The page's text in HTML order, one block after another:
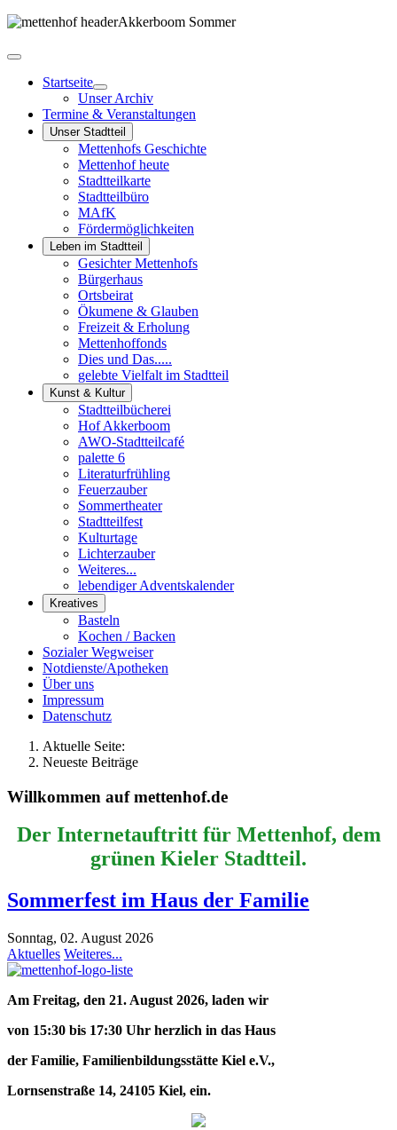
Startseite
Unser Archiv
Termine & Veranstaltungen
Unser Stadtteil
Mettenhofs Geschichte
Mettenhof heute
Stadtteilkarte
Stadtteilbüro
MAfK
Fördermöglichkeiten
Leben im Stadtteil
Gesichter Mettenhofs
Bürgerhaus
Ortsbeirat
Ökumene & Glauben
Freizeit & Erholung
Mettenhoffonds
Dies und Das.....
gelebte Vielfalt im Stadtteil
Kunst & Kultur
Stadtteilbücherei
Hof Akkerboom
AWO-Stadtteilcafé
palette 6
Literaturfrühling
Feuerzauber
Sommertheater
Stadtteilfest
Kulturtage
Lichterzauber
Weiteres...
lebendiger Adventskalender
Kreatives
Basteln
Kochen / Backen
Sozialer Wegweiser
Notdienste/Apotheken
Über uns
Impressum
Datenschutz
Aktuelle Seite:
Neueste Beiträge
Willkommen auf mettenhof.de
Der Internetauftritt für Mettenhof, dem
grünen Kieler Stadtteil.
Sommerfest im Haus der Familie
Sonntag, 02. August 2026
Aktuelles Weiteres...
Am Freitag, den 21. August 2026, laden wir
von 15:30 bis 17:30 Uhr herzlich in das Haus
der Familie, Familienbildungsstätte Kiel e.V.,
Lornsenstraße 14, 24105 Kiel, ein.